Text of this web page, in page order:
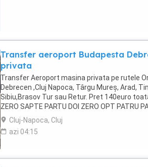
Transfer aeroport Budapesta
privata
Transfer Aeroport masina privata pe rutele
Debrecen ,Cluj Napoca, Târgu Mureș, Arad,
Sibiu,Brasov Tur sau Retur. Pret 140euro
ZERO SAPTE PARTU DOI ZERO OPT PATRU
Cluj-Napoca, Cluj
azi 04:15